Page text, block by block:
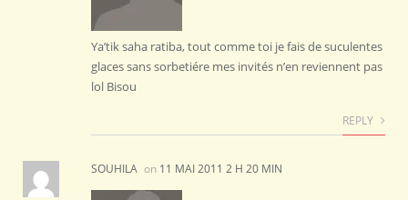
Ya’tik saha ratiba, tout comme toi je fais de suculentes
glaces sans sorbetiére mes invités n’en reviennent pas
lol Bisou
REPLY
SOUHILA on 11 MAI 2011 2 H 20 MIN